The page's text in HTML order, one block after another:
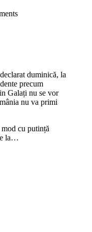
duminică, la
precum
Galați nu se vor
nu va primi
cu putință
la…